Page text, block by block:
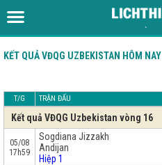
KẾT QUẢ VĐQG UZBEKISTAN HÔM NAY
T/G TRẬN ĐẤU
Kết quả VĐQG Uzbekistan vòng 16
05/08
17h59
Sogdiana Jizzakh
Andijan
Hiệp 1